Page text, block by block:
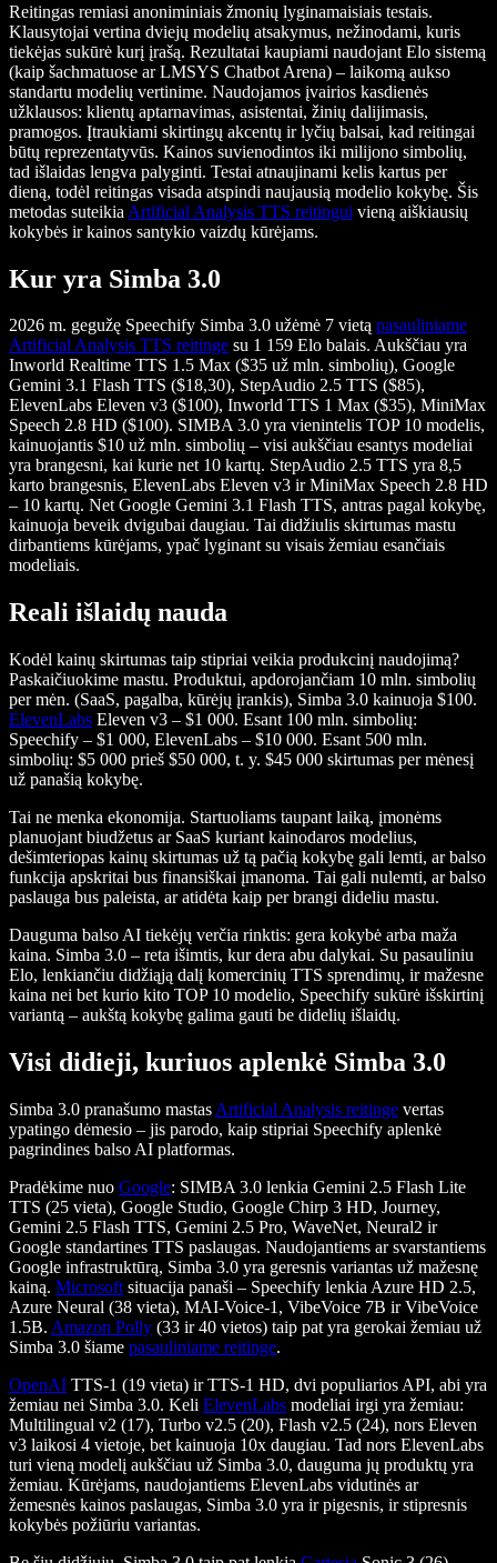
Reitingas remiasi anoniminiais žmonių lyginamaisiais testais.
Klausytojai vertina dviejų modelių atsakymus, nežinodami, kuris
tiekėjas sukūrė kurį įrašą. Rezultatai kaupiami naudojant Elo sistemą
(kaip šachmatuose ar LMSYS Chatbot Arena) – laikomą aukso
standartu modelių vertinime. Naudojamos įvairios kasdienės
užklausos: klientų aptarnavimas, asistentai, žinių dalijimasis,
pramogos. Įtraukiami skirtingų akcentų ir lyčių balsai, kad reitingai
būtų reprezentatyvūs. Kainos suvienodintos iki milijono simbolių,
tad išlaidas lengva palyginti. Testai atnaujinami kelis kartus per
dieną, todėl reitingas visada atspindi naujausią modelio kokybę. Šis
metodas suteikia Artificial Analysis TTS reitingui vieną aiškiausių
kokybės ir kainos santykio vaizdų kūrėjams.
Kur yra Simba 3.0
2026 m. gegužę Speechify Simba 3.0 užėmė 7 vietą pasauliniame
Artificial Analysis TTS reitinge su 1 159 Elo balais. Aukščiau yra
Inworld Realtime TTS 1.5 Max ($35 už mln. simbolių), Google
Gemini 3.1 Flash TTS ($18,30), StepAudio 2.5 TTS ($85),
ElevenLabs Eleven v3 ($100), Inworld TTS 1 Max ($35), MiniMax
Speech 2.8 HD ($100). SIMBA 3.0 yra vienintelis TOP 10 modelis,
kainuojantis $10 už mln. simbolių – visi aukščiau esantys modeliai
yra brangesni, kai kurie net 10 kartų. StepAudio 2.5 TTS yra 8,5
karto brangesnis, ElevenLabs Eleven v3 ir MiniMax Speech 2.8 HD
– 10 kartų. Net Google Gemini 3.1 Flash TTS, antras pagal kokybę,
kainuoja beveik dvigubai daugiau. Tai didžiulis skirtumas mastu
dirbantiems kūrėjams, ypač lyginant su visais žemiau esančiais
modeliais.
Reali išlaidų nauda
Kodėl kainų skirtumas taip stipriai veikia produkcinį naudojimą?
Paskaičiuokime mastu. Produktui, apdorojančiam 10 mln. simbolių
per mėn. (SaaS, pagalba, kūrėjų įrankis), Simba 3.0 kainuoja $100.
ElevenLabs Eleven v3 – $1 000. Esant 100 mln. simbolių:
Speechify – $1 000, ElevenLabs – $10 000. Esant 500 mln.
simbolių: $5 000 prieš $50 000, t. y. $45 000 skirtumas per mėnesį
už panašią kokybę.
Tai ne menka ekonomija. Startuoliams taupant laiką, įmonėms
planuojant biudžetus ar SaaS kuriant kainodaros modelius,
dešimteriopas kainų skirtumas už tą pačią kokybę gali lemti, ar balso
funkcija apskritai bus finansiškai įmanoma. Tai gali nulemti, ar balso
paslauga bus paleista, ar atidėta kaip per brangi dideliu mastu.
Dauguma balso AI tiekėjų verčia rinktis: gera kokybė arba maža
kaina. Simba 3.0 – reta išimtis, kur dera abu dalykai. Su pasauliniu
Elo, lenkiančiu didžiąją dalį komercinių TTS sprendimų, ir mažesne
kaina nei bet kurio kito TOP 10 modelio, Speechify sukūrė išskirtinį
variantą – aukštą kokybę galima gauti be didelių išlaidų.
Visi didieji, kuriuos aplenkė Simba 3.0
Simba 3.0 pranašumo mastas Artificial Analysis reitinge vertas
ypatingo dėmesio – jis parodo, kaip stipriai Speechify aplenkė
pagrindines balso AI platformas.
Pradėkime nuo Google: SIMBA 3.0 lenkia Gemini 2.5 Flash Lite
TTS (25 vieta), Google Studio, Google Chirp 3 HD, Journey,
Gemini 2.5 Flash TTS, Gemini 2.5 Pro, WaveNet, Neural2 ir
Google standartines TTS paslaugas. Naudojantiems ar svarstantiems
Google infrastruktūrą, Simba 3.0 yra geresnis variantas už mažesnę
kainą. Microsoft situacija panaši – Speechify lenkia Azure HD 2.5,
Azure Neural (38 vieta), MAI-Voice-1, VibeVoice 7B ir VibeVoice
1.5B. Amazon Polly (33 ir 40 vietos) taip pat yra gerokai žemiau už
Simba 3.0 šiame pasauliniame reitinge.
OpenAI TTS-1 (19 vieta) ir TTS-1 HD, dvi populiarios API, abi yra
žemiau nei Simba 3.0. Keli ElevenLabs modeliai irgi yra žemiau:
Multilingual v2 (17), Turbo v2.5 (20), Flash v2.5 (24), nors Eleven
v3 laikosi 4 vietoje, bet kainuoja 10x daugiau. Tad nors ElevenLabs
turi vieną modelį aukščiau už Simba 3.0, dauguma jų produktų yra
žemiau. Kūrėjams, naudojantiems ElevenLabs vidutinės ar
žemesnės kainos paslaugas, Simba 3.0 yra ir pigesnis, ir stipresnis
kokybės požiūriu variantas.